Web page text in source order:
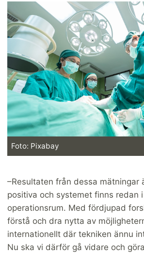
Foto: Pixabay
–Resultaten från dessa mätningar
positiva och systemet finns redan
operationsrum. Med fördjupad
förstå och dra nytta av
internationellt där tekniken ännu
Nu ska vi därför gå vidare och